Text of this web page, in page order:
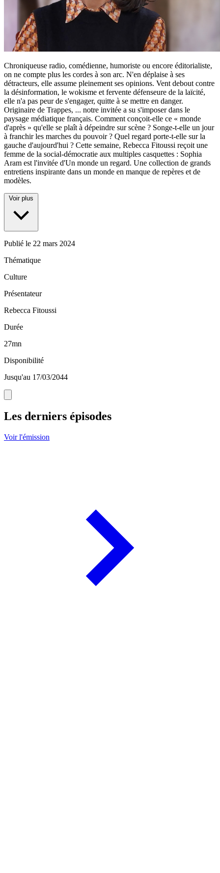
Chroniqueuse radio, comédienne, humoriste ou encore éditorialiste,
on ne compte plus les cordes à son arc. N'en déplaise à ses
détracteurs, elle assume pleinement ses opinions. Vent debout contre
la désinformation, le wokisme et fervente défenseure de la laïcité,
elle n'a pas peur de s'engager, quitte à se mettre en danger.
Originaire de Trappes, ... notre invitée a su s'imposer dans le
paysage médiatique français. Comment conçoit-elle ce « monde
d'après » qu'elle se plaît à dépeindre sur scène ? Songe-t-elle un jour
à franchir les marches du pouvoir ? Quel regard porte-t-elle sur la
gauche d'aujourd'hui ? Cette semaine, Rebecca Fitoussi reçoit une
femme de la social-démocratie aux multiples casquettes : Sophia
Aram est l'invitée d'Un monde un regard. Une collection de grands
entretiens inspirante dans un monde en manque de repères et de
modèles.
Voir plus
Publié le 22 mars 2024
Thématique
Culture
Présentateur
Rebecca Fitoussi
Durée
27mn
Disponibilité
Jusqu'au 17/03/2044
Les derniers épisodes
Voir l'émission